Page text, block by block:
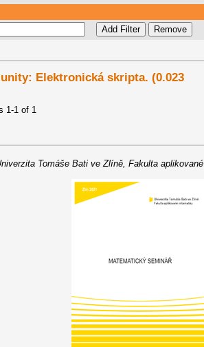
Elektronická skripta. (0.023
1-1 of 1
Tomáše Bati ve Zlíně, Fakulta aplikované